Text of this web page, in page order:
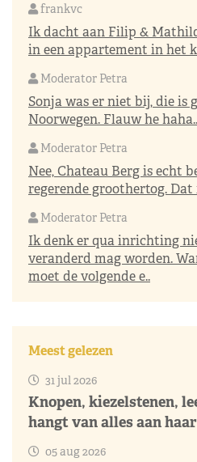
frankvc
Ik dacht aan Filip &
in een appartement in het
Moderator Petra
Sonja was er niet bij, die is
Noorwegen. Flauw he
Moderator Petra
Nee, Chateau Berg is echt
regerende groothertog. Dat
Moderator Petra
Ik denk er qua inrichting
veranderd mag worden.
moet de volgende e..
Meest gelezen
31 jul 2026
Knopen, kiezelstenen,
hangt van alles aan
05 aug 2026